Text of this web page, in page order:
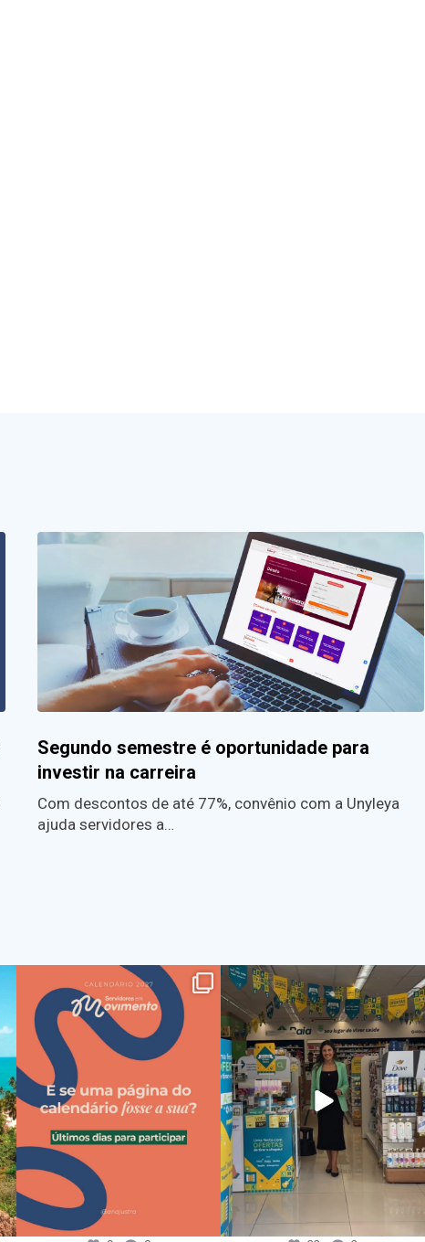
Segundo semestre é oportunidade para
investir na carreira
Com descontos de até 77%, convênio com a Unyleya
ajuda servidores a…